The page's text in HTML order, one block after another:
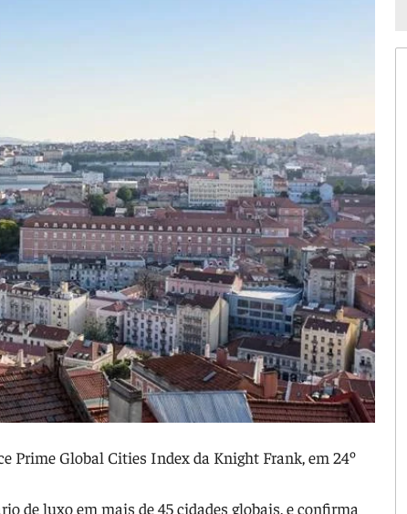
Prime Global Cities Index da Knight Frank, em 24º
de luxo em mais de 45 cidades globais, e confirma